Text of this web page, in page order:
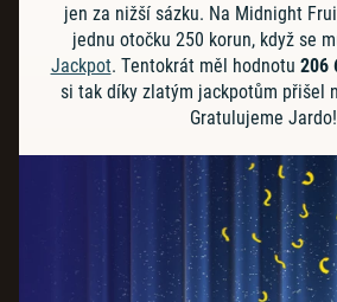
jen za nižší sázku. Na Midnight
jednu otočku 250 korun, když se
Jackpot. Tentokrát měl hodnotu 206
si tak díky zlatým jackpotům přišel
Gratulujeme Jardo!